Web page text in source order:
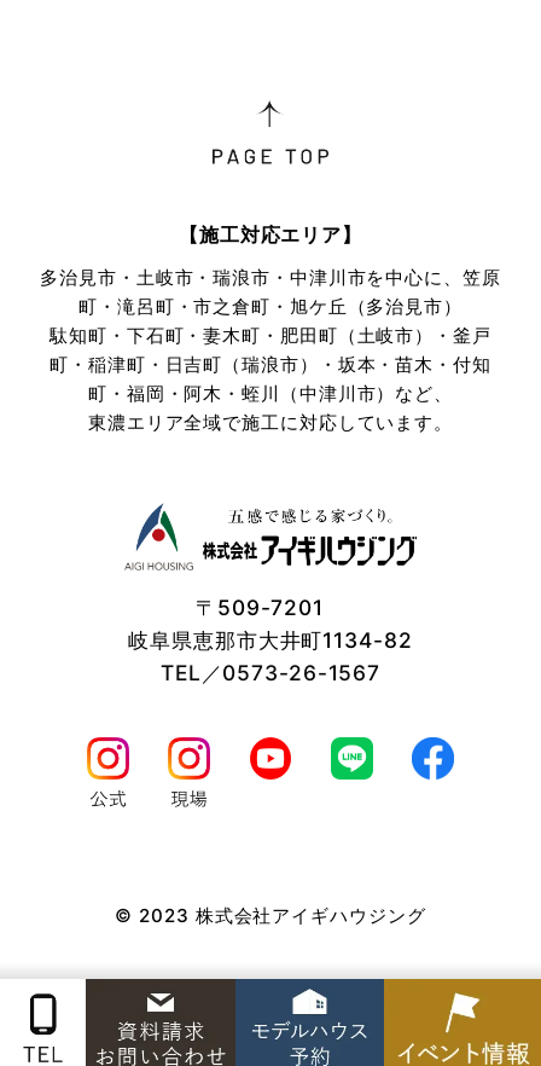
【施工対応エリア】
多治見市・土岐市・瑞浪市・中津川市を中心に、笠原
町・滝呂町・市之倉町・旭ケ丘（多治見市）
駄知町・下石町・妻木町・肥田町（土岐市）・釜戸
町・稲津町・日吉町（瑞浪市）・坂本・苗木・付知
町・ 福岡・阿木・蛭川（中津川市）など、
東濃エリア全域で施工に対応しています。
〒509-7201
岐阜県恵那市大井町1134-82
TEL／0573-26-1567
© 2023 株式会社アイギハウジング